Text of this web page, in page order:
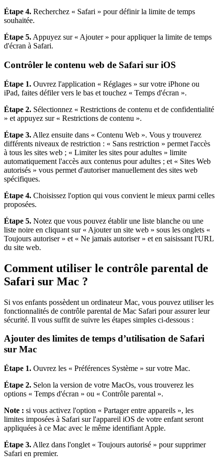
Étape 4. Recherchez « Safari » pour définir la limite de temps
souhaitée.
Étape 5. Appuyez sur « Ajouter » pour appliquer la limite de temps
d'écran à Safari.
Contrôler le contenu web de Safari sur iOS
Étape 1. Ouvrez l'application « Réglages » sur votre iPhone ou
iPad, faites défiler vers le bas et touchez « Temps d'écran ».
Étape 2. Sélectionnez « Restrictions de contenu et de confidentialité
» et appuyez sur « Restrictions de contenu ».
Étape 3. Allez ensuite dans « Contenu Web ». Vous y trouverez
différents niveaux de restriction : « Sans restriction » permet l'accès
à tous les sites web ; « Limiter les sites pour adultes » limite
automatiquement l'accès aux contenus pour adultes ; et « Sites Web
autorisés » vous permet d'autoriser manuellement des sites web
spécifiques.
Étape 4. Choisissez l'option qui vous convient le mieux parmi celles
proposées.
Étape 5. Notez que vous pouvez établir une liste blanche ou une
liste noire en cliquant sur « Ajouter un site web » sous les onglets «
Toujours autoriser » et « Ne jamais autoriser » et en saisissant l'URL
du site web.
Comment utiliser le contrôle parental de
Safari sur Mac ?
Si vos enfants possèdent un ordinateur Mac, vous pouvez utiliser les
fonctionnalités de contrôle parental de Mac Safari pour assurer leur
sécurité. Il vous suffit de suivre les étapes simples ci-dessous :
Ajouter des limites de temps d’utilisation de Safari
sur Mac
Étape 1. Ouvrez les « Préférences Système » sur votre Mac.
Étape 2. Selon la version de votre MacOs, vous trouverez les
options « Temps d'écran » ou « Contrôle parental ».
Note : si vous activez l'option « Partager entre appareils », les
limites imposées à Safari sur l'appareil iOS de votre enfant seront
appliquées à ce Mac avec le même identifiant Apple.
Étape 3. Allez dans l'onglet « Toujours autorisé » pour supprimer
Safari en premier.